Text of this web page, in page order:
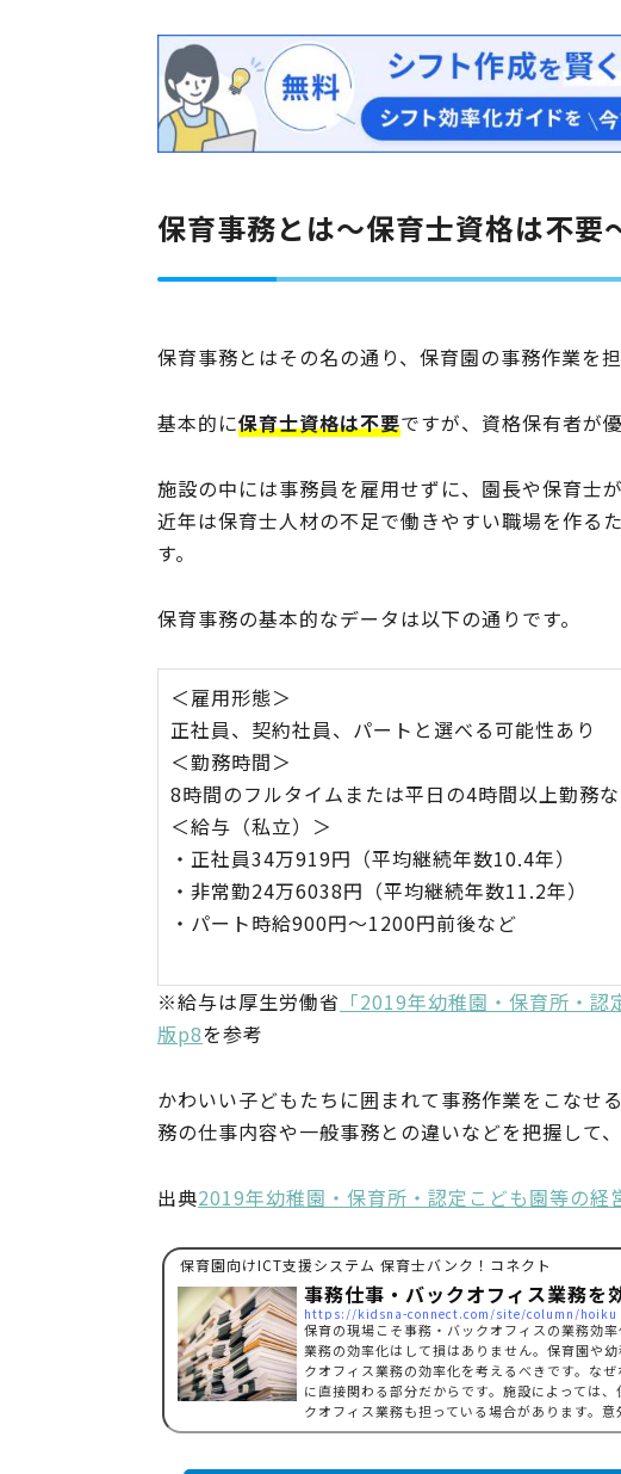
保育事務とは～保育士資格は不要
保育事務とはその名の通り、保育園の事務作業を
基本的に保育士資格は不要ですが、資格保有者が
施設の中には事務員を雇用せずに、園長や保育士
近年は保育士人材の不足で働きやすい職場を作る
す。
保育事務の基本的なデータは以下の通りです。
＜雇用形態＞
正社員、契約社員、パートと選べる可能性あり
＜勤務時間＞
8時間のフルタイムまたは平日の4時間以上勤務
＜給与（私立）＞
・正社員34万919円（平均継続年数10.4年）
・非常勤24万6038円（平均継続年数11.2年）
・パート時給900円～1200円前後など
※給与は厚生労働省 「2019年幼稚園・保育所・
版p8を参考
かわいい子どもたちに囲まれて事務作業をこなせ
務の仕事内容や一般事務との違いなどを把握して
出典2019年幼稚園・保育所・認定こども園等の
保育園向けICT支援システム 保育士バンク！コネクト
事務仕事・バックオフィス業務を
https://kidsna-connect.com/site/column/
保育の現場こそ事務・バックオフィスの業務効
業務の効率化はして損はありません。保育園や
クオフィス業務の効率化を考えるべきです。な
に直接関わる部分だからです。施設によっては
クオフィス業務も担っている場合があります。
まうということがあります。…